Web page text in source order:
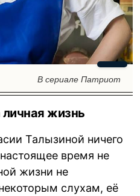
В сериале Патриот
жизнь
Талызиной ничего
время не
жизни не
слухам, её